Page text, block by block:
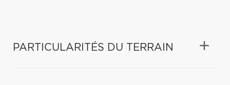
PARTICULARITÉS DU TERRAIN